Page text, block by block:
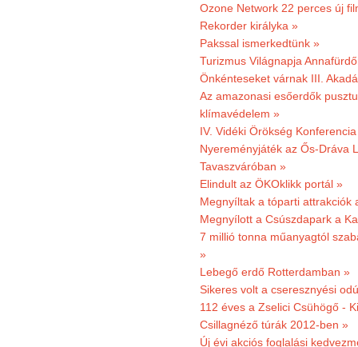
Ozone Network 22 perces új
Rekorder királyka »
Pakssal ismerkedtünk »
Turizmus Világnapja
Önkénteseket várnak III.
Az amazonasi esőerdők
klímavédelem »
IV. Vidéki Örökség
Nyereményjáték az Ős-Dráva
Tavaszváróban »
Elindult az ÖKOklikk portál »
Megnyíltak a tóparti attrakciók
Megnyílott a Csúszdapark a
7 millió tonna műanyagtól
»
Lebegő erdő Rotterdamban »
Sikeres volt a cseresznyési
112 éves a Zselici Csühögő -
Csillagnéző túrák 2012-ben »
Új évi akciós foglalási